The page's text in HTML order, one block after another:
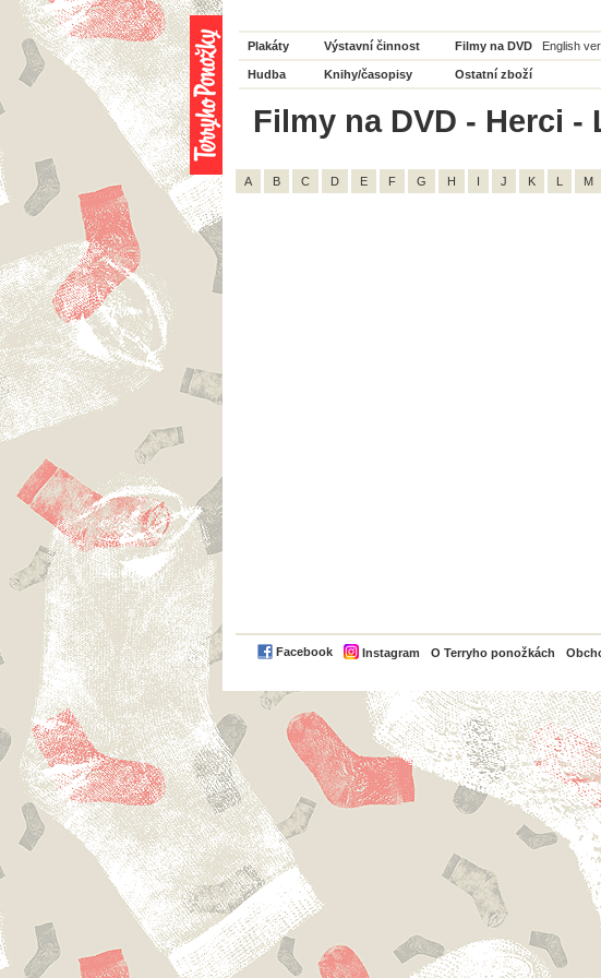
Plakáty Výstavní činnost Filmy na DVD English
Hudba Knihy/časopisy Ostatní zboží
Filmy na DVD - Herci -
A B C D E F G H I J K L M
Facebook Instagram O Terryho ponožkách PayPal